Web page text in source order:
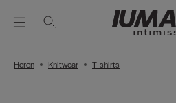
Heren Knitwear T-shirts